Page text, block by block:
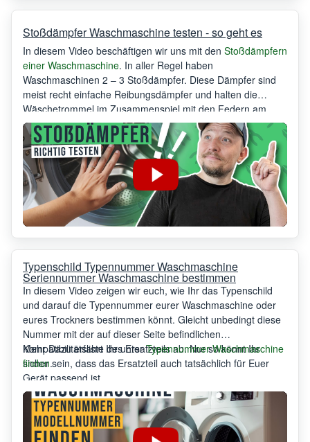
Stoßdämpfer Waschmaschine testen - so geht es
In diesem Video beschäftigen wir uns mit den Stoßdämpfern
einer Waschmaschine. In aller Regel haben
Waschmaschinen 2 – 3 Stoßdämpfer. Diese Dämpfer sind
meist recht einfache Reibungsdämpfer und halten die
Wäschetrommel im Zusammenspiel mit den Federn am
Bottich in der richtigen Position. Natürlich verschleißen diese
Reibungsdämpfer im Laufe der Zeit. Wenn die
Waschmaschine anfängt unrund zu laufen oder gar die
Trommel am Gehäuse oder auch dem Bullauge anschlägt,
dann ist dies ein klares Zeichen die Stoßdämpfer zu
tauschen.
Typenschild Typennummer Waschmaschine
Seriennummer Waschmaschine bestimmen
In diesem Video zeigen wir euch, wie Ihr das Typenschild
und darauf die Typennummer eurer Waschmaschine oder
eures Trockners bestimmen könnt. Gleicht unbedingt diese
Nummer mit der auf dieser Seite befindlichen
Kompatibilitätsliste des Ersatzteils ab. Nur so könnt Ihr
sicher sein, dass das Ersatzteil auch tatsächlich für Euer
Gerät passend ist.
Mehr Dazu erfahrt Ihr unterTypennummer Waschmaschine
finden.